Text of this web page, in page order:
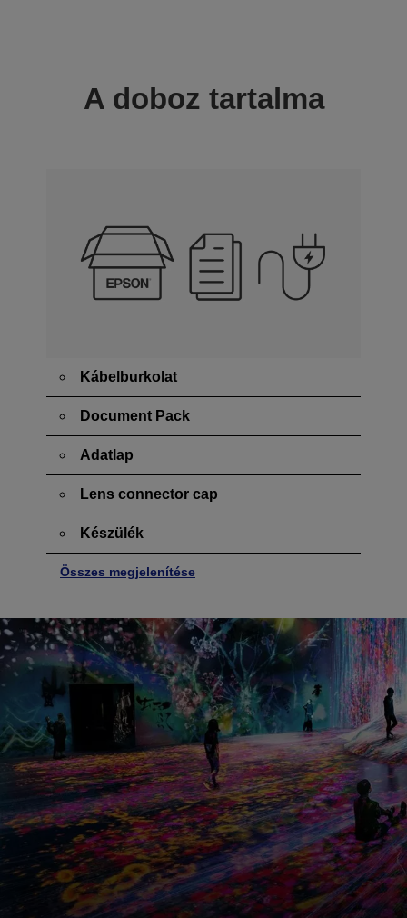
A doboz tartalma
Kábelburkolat
Document Pack
Adatlap
Lens connector cap
Készülék
Összes megjelenítése